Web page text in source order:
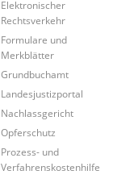
Elektronischer
Rechtsverkehr
Formulare und
Merkblätter
Grundbuchamt
Landesjustizportal
Nachlassgericht
Opferschutz
Prozess- und
Verfahrenskostenhilfe